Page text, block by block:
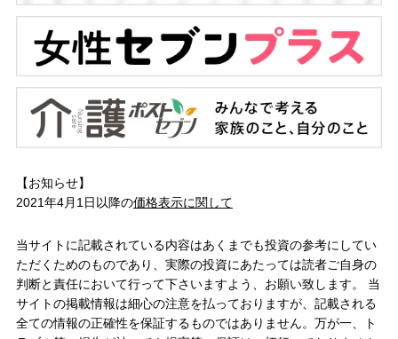
【お知らせ】
2021年4月1日以降の価格表示に関して
当サイトに記載されている内容はあくまでも投資の参考にしてい
ただくためのものであり、実際の投資にあたっては読者ご自身の
判断と責任において行って下さいますよう、お願い致します。 当
サイトの掲載情報は細心の注意を払っておりますが、記載される
全ての情報の正確性を保証するものではありません。万が一、ト